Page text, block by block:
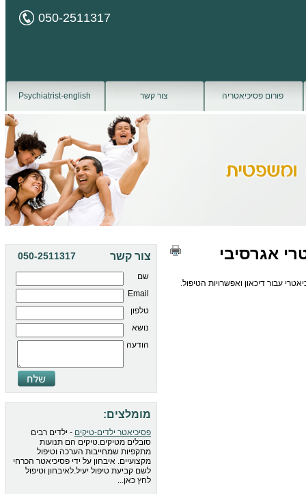
050-2511317
פורום פסיכיאטריה צור קשר Psychiatrist-english
אגרסיבי
עבור דיכאון ואפשרויות הטיפול.
050-2511317 צור קשר
שם
Email
טלפון
נושא
הודעה
מומלצים:
פסיכיאטר ילדים-טיקים - ילדים רבים
סובלים מטיקים.טיקים הם תנועות
מתקפיות שמחייבות הערכה וטיפול
מקצועיים. איבחון על ידי פסיכיאטר הכרחי
לשם קביעת טיפול יעיל.לאיבחון וטיפול
לחץ כאן...